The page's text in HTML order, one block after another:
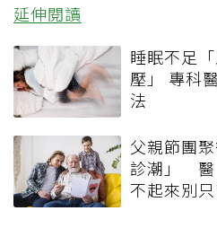
延伸閱讀
睡眠不足
壓」 專科
法
父親節團
診潮」 醫
不起來別